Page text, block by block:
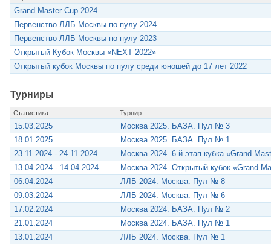
Grand Master Cup 2024
Первенство ЛЛБ Москвы по пулу 2024
Первенство ЛЛБ Москвы по пулу 2023
Открытый Кубок Москвы «NEXT 2022»
Открытый кубок Москвы по пулу среди юношей до 17 лет 2022
Турниры
Статистика Турнир
15.03.2025
Москва 2025. БАЗА. Пул № 3
18.01.2025
Москва 2025. БАЗА. Пул № 1
23.11.2024 - 24.11.2024
Москва 2024. 6-й этап кубка «Grand
13.04.2024 - 14.04.2024
Москва 2024. Открытый кубок «Grand
06.04.2024
ЛЛБ 2024. Москва. Пул № 8
09.03.2024
ЛЛБ 2024. Москва. Пул № 6
17.02.2024
Москва 2024. БАЗА. Пул № 2
21.01.2024
Москва 2024. БАЗА. Пул № 1
13.01.2024
ЛЛБ 2024. Москва. Пул № 1